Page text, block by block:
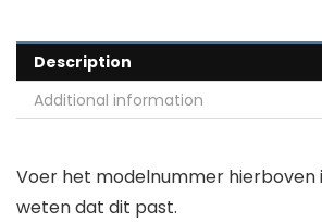
Description
Additional information
Voer het modelnummer hierboven
weten dat dit past.